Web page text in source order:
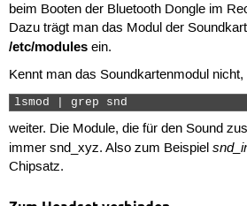
beim Booten der Bluetooth Dongle im
Dazu trägt man das Modul der
/etc/modulesein.
Kennt man das Soundkartenmodul nicht,
lsmod | grep snd
weiter. Die Module, die für den Sound
immer snd_xyz. Also zum Beispiel
Chipsatz.